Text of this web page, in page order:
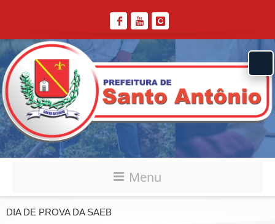
Menu
DIA DE PROVA DA SAEB